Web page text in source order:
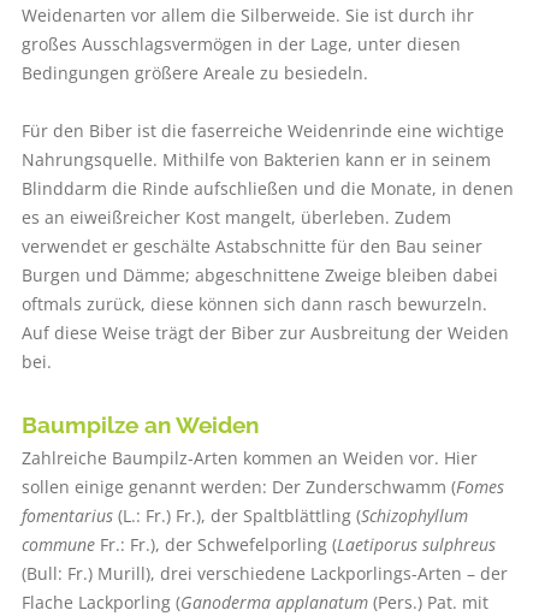
Weidenarten vor allem die Silberweide. Sie ist durch ihr
großes Ausschlagsvermögen in der Lage, unter diesen
Bedingungen größere Areale zu besiedeln.
Für den Biber ist die faserreiche Weidenrinde eine wichtige
Nahrungsquelle. Mithilfe von Bakterien kann er in seinem
Blinddarm die Rinde aufschließen und die Monate, in denen
es an eiweißreicher Kost mangelt, überleben. Zudem
verwendet er geschälte Astabschnitte für den Bau seiner
Burgen und Dämme; abgeschnittene Zweige bleiben dabei
oftmals zurück, diese können sich dann rasch bewurzeln.
Auf diese Weise trägt der Biber zur Ausbreitung der Weiden
bei.
Baumpilze an Weiden
Zahlreiche Baumpilz-Arten kommen an Weiden vor. Hier
sollen einige genannt werden: Der Zunderschwamm (Fomes
fomentarius(L.: Fr.) Fr.), der Spaltblättling (Schizophyllum
communeFr.: Fr.), der Schwefelporling (Laetiporus sulphreus
(Bull: Fr.) Murill), drei verschiedene Lackporlings-Arten – der
Flache Lackporling (Ganoderma applanatum(Pers.) Pat. mit